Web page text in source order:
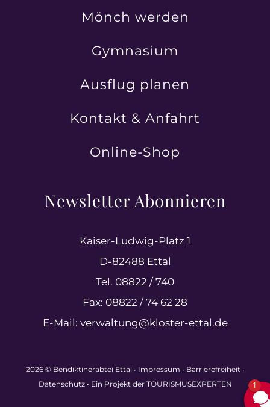
Mönch werden
Gymnasium
Ausflug planen
Kontakt & Anfahrt
Online-Shop
Newsletter Abonnieren
Kaiser-Ludwig-Platz 1
D-82488 Ettal
Tel. 08822 / 740
Fax: 08822 / 74 62 28
E-Mail: verwaltung@kloster-ettal.de
2026 © Bendiktinerabtei Ettal • Impressum • Barrierefreiheit •
Datenschutz• Ein Projekt der TOURISMUSEXPERTEN 1